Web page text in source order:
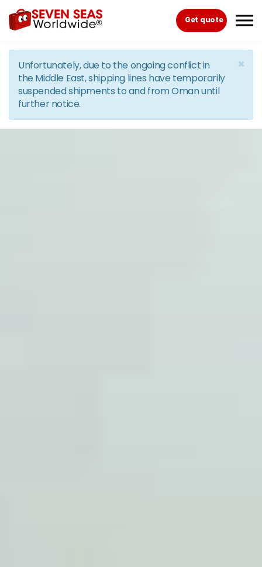
Skip to the content
Get quote
×
Unfortunately, due to the ongoing conflict in
the Middle East, shipping lines have temporarily
suspended shipments to and from Oman until
further notice.